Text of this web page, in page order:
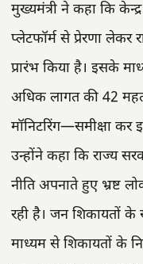
मुख्यमंत्री ने कहा कि केन्द्र
प्लेटफॉर्म से प्रेरणा लेकर
प्रारंभ किया है। इसके
अधिक लागत की 42
मॉनिटरिंग—समीक्षा कर
उन्होंने कहा कि राज्य
नीति अपनाते हुए भ्रष्ट
रही है। जन शिकायतों के
माध्यम से शिकायतों के